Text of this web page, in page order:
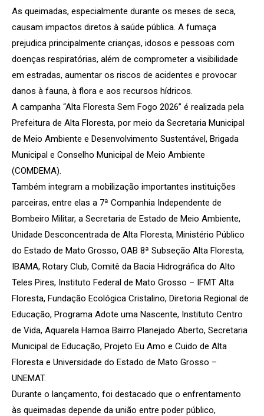
As queimadas, especialmente durante os meses de seca,
causam impactos diretos à saúde pública. A fumaça
prejudica principalmente crianças, idosos e pessoas com
doenças respiratórias, além de comprometer a visibilidade
em estradas, aumentar os riscos de acidentes e provocar
danos à fauna, à flora e aos recursos hídricos.
A campanha “Alta Floresta Sem Fogo 2026” é realizada pela
Prefeitura de Alta Floresta, por meio da Secretaria Municipal
de Meio Ambiente e Desenvolvimento Sustentável, Brigada
Municipal e Conselho Municipal de Meio Ambiente
(COMDEMA).
Também integram a mobilização importantes instituições
parceiras, entre elas a 7ª Companhia Independente de
Bombeiro Militar, a Secretaria de Estado de Meio Ambiente,
Unidade Desconcentrada de Alta Floresta, Ministério Público
do Estado de Mato Grosso, OAB 8ª Subseção Alta Floresta,
IBAMA, Rotary Club, Comitê da Bacia Hidrográfica do Alto
Teles Pires, Instituto Federal de Mato Grosso – IFMT Alta
Floresta, Fundação Ecológica Cristalino, Diretoria Regional de
Educação, Programa Adote uma Nascente, Instituto Centro
de Vida, Aquarela Hamoa Bairro Planejado Aberto, Secretaria
Municipal de Educação, Projeto Eu Amo e Cuido de Alta
Floresta e Universidade do Estado de Mato Grosso –
UNEMAT.
Durante o lançamento, foi destacado que o enfrentamento
às queimadas depende da união entre poder público,